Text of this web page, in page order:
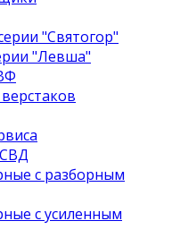
"Святогор"
"Левша"
с разборным
с усиленным